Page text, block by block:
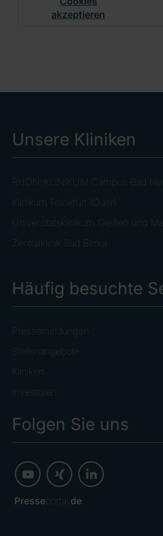
akzeptieren
Unsere Kliniken
RHÖN-KLINIKUM Campus Bad
Klinikum Frankfurt (Oder)
Universitätsklinikum Gießen und
Zentralklinik Bad Berka
Häufig besuchte
Pressemeldungen
Stellenangebote
Kliniken
Investoren
Folgen Sie uns
Presseportal. de